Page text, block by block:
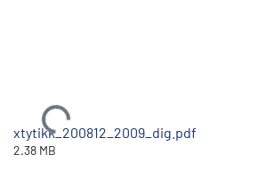
Ladataan...
xtytikk_200812_2009_dig.pdf
2.38 MB